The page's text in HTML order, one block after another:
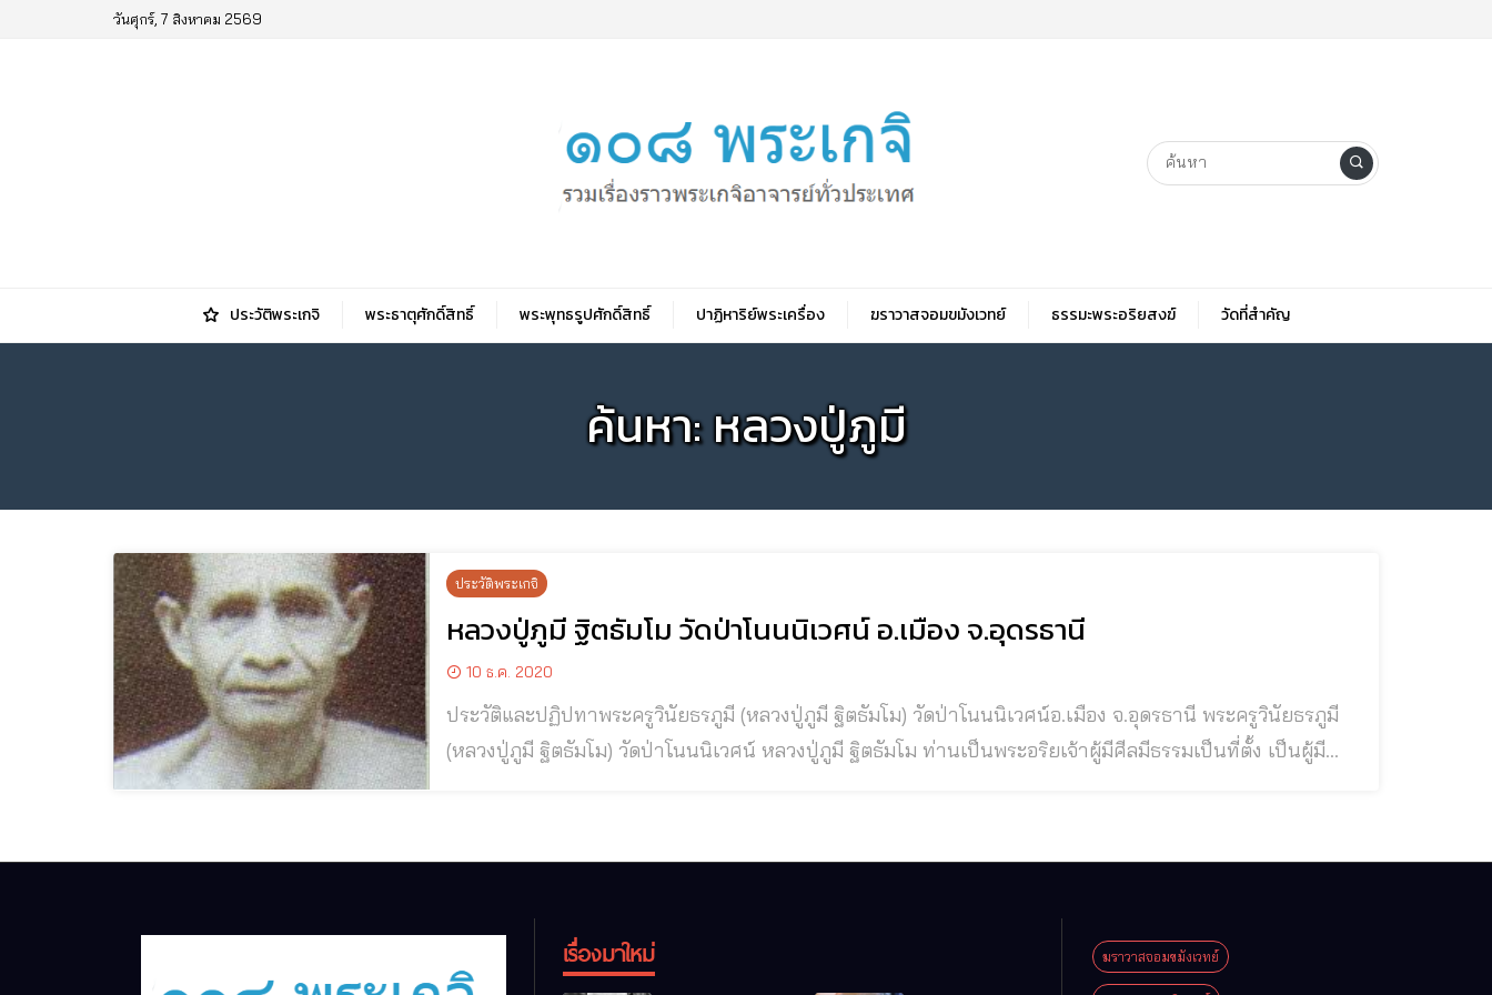
วันศุกร์, 7 สิงหาคม 2569
ประวัติพระเกจิ พระธาตุศักดิ์สิทธิ์ พระพุทธรูปศักดิ์สิทธิ์ ปาฏิหาริย์พระเครื่อง ฆราวาสจอมขมังเวทย์ ธรรมะพระอริยสงฆ์ วัดที่สําคัญ
ค้นหา: หลวงปู่ภูมี
ประวัติพระเกจิ
หลวงปู่ภูมี ฐิตธัมโม วัดป่าโนนนิเวศน์ อ.เมือง จ.อุดรธานี
10 ธ.ค. 2020
ประวัติและปฏิปทาพระครูวินัยธรภูมี (หลวงปู่ภูมี ฐิตธัมโม) วัดป่าโนนนิเวศน์อ.เมือง จ.อุดรธานี พระครูวินัยธรภูมี
(หลวงปู่ภูมี ฐิตธัมโม) วัดป่าโนนนิเวศน์ หลวงปู่ภูมี ฐิตธัมโม ท่านเป็นพระอริยเจ้าผู้มีศีลมีธรรมเป็นที่ตั้ง เป็นผู้มี
เรื่องมาใหม่ ฆราวาสจอมขมังเวทย์